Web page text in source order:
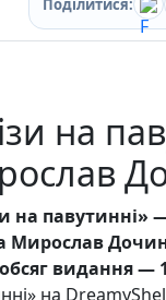
Книги
на
на
Мирослав
видання —
на